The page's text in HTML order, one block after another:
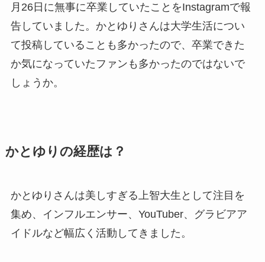
月26日に無事に卒業していたことをInstagramで報
告していました。かとゆりさんは大学生活につい
て投稿していることも多かったので、卒業できた
か気になっていたファンも多かったのではないで
しょうか。
かとゆりの経歴は？
かとゆりさんは美しすぎる上智大生として注目を
集め、インフルエンサー、YouTuber、グラビアア
イドルなど幅広く活動してきました。